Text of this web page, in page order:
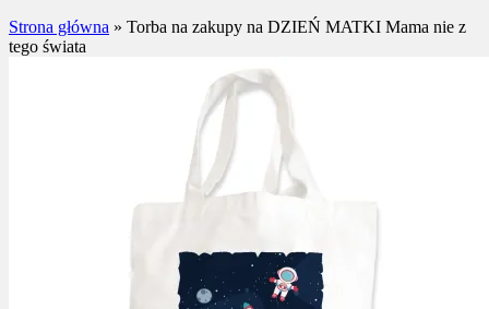
Strona główna » Torba na zakupy na DZIEŃ MATKI Mama nie z
tego świata